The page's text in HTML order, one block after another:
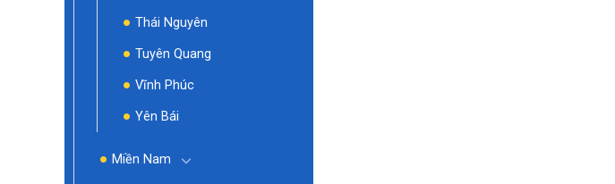
Thái Nguyên
Tuyên Quang
Vĩnh Phúc
Yên Bái
Miền Nam